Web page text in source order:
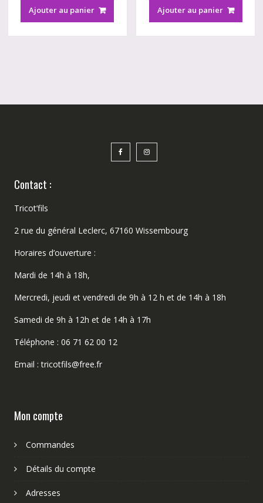
Ajouter au panier Ajouter au panier
Contact :
Tricot’fils
2 rue du général Leclerc, 67160 Wissembourg
Horaires d’ouverture :
Mardi de 14h à 18h,
Mercredi, jeudi et vendredi de 9h à 12 h et de 14h à 18h
Samedi de 9h à 12h et de 14h à 17h
Téléphone : 06 71 62 00 12
Email : tricotfils@free.fr
Mon compte
Commandes
Détails du compte
Adresses